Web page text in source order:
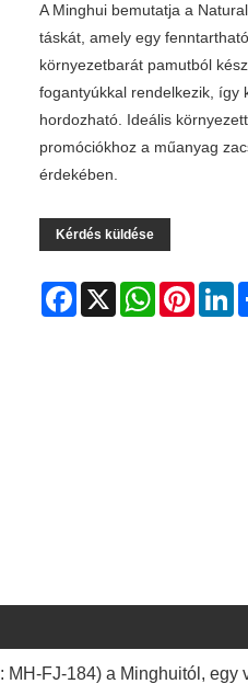
A Minghui bemutatja a
táskát, amely egy
környezetbarát pamutból
fogantyúkkal rendelkezik, így
hordozható. Ideális
promóciókhoz a műanyag
érdekében.
Kérdés küldése
Facebook
X WhatsApp
FJ-184) a Minghuitól, egy